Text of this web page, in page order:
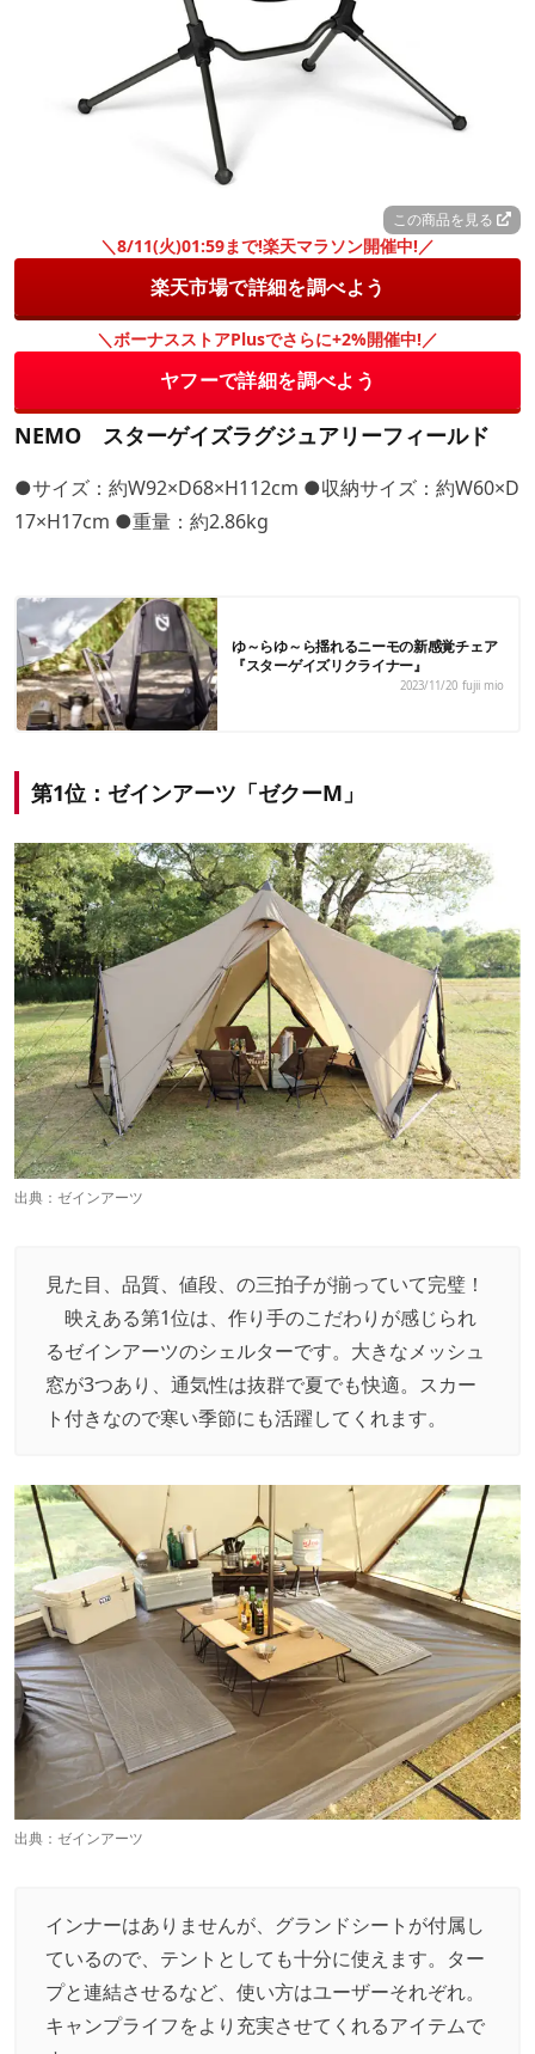
この商品を見る
＼8/11(火)01:59まで!楽天マラソン開催中!／
楽天市場で詳細を調べよう
＼ボーナスストアPlusでさらに+2%開催中!／
ヤフーで詳細を調べよう
NEMO スターゲイズラグジュアリーフィールド
●サイズ：約W92×D68×H112cm ●収納サイズ：約W60×D
17×H17cm ●重量：約2.86kg
ゆ～らゆ～ら揺れるニーモの新感覚チェア
『スターゲイズリクライナー』
2023/11/20 fujii mio
第1位：ゼインアーツ「ゼクーM」
出典： ゼインアーツ
見た目、品質、値段、の三拍子が揃っていて完璧！
映えある第1位は、作り手のこだわりが感じられ
るゼインアーツのシェルターです。大きなメッシュ
窓が3つあり、通気性は抜群で夏でも快適。スカー
ト付きなので寒い季節にも活躍してくれます。
出典： ゼインアーツ
インナーはありませんが、グランドシートが付属し
ているので、テントとしても十分に使えます。ター
プと連結させるなど、使い方はユーザーそれぞれ。
キャンプライフをより充実させてくれるアイテムで